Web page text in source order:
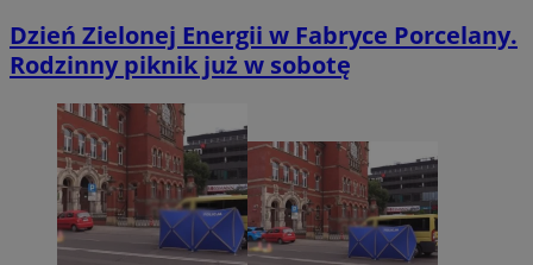
Dzień Zielonej Energii w Fabryce Porcelany.
Rodzinny piknik już w sobotę